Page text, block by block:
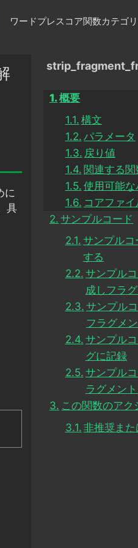
ワードプレスコア関数カテゴ
に
具
概要
構文
パラメータ
戻り値
関連する関
使用可能
コアファイ
サンプルコード
サンプルコ
する
サンプル
成しフラ
サンプル
フラグメ
サンプル
グに記録
サンプル
ラグメン
この関数のアク
非推奨ま